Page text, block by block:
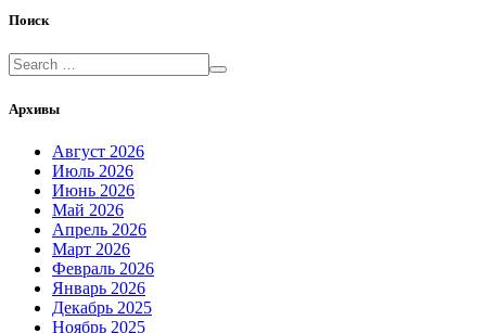
Поиск
Архивы
Август 2026
Июль 2026
Июнь 2026
Май 2026
Апрель 2026
Март 2026
Февраль 2026
Январь 2026
Декабрь 2025
Ноябрь 2025